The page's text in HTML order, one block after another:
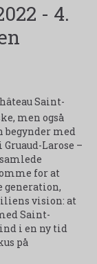
- 4.
Saint-
men også
med
Larose –
for at
generation,
vision: at
Saint-
i en ny tid
på